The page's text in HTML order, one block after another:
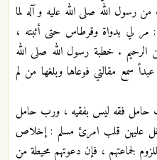
الله صلى الله عليه و آله لما
لي بدواة وقرطاس حتى أثبته ،
الرحيم . خطبة رسول الله صلى الله
سمع مقالتي فوعاها وبلغها من لم
حامل فقه ليس بفقيه ، ورب حامل
عليهن قلب امرئ مسلم : إخلاص
لجماعتهم ، فإن دعوتهم محيطة من